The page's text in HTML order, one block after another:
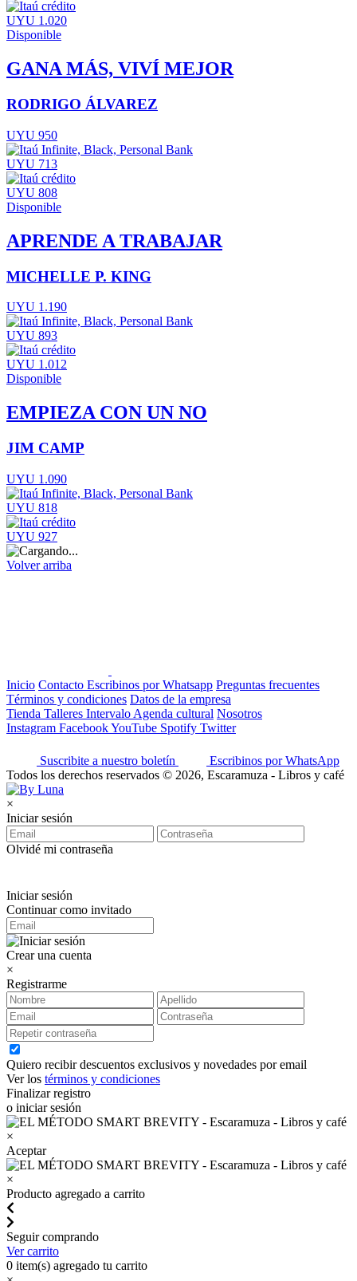
UYU 1.020
Disponible
GANA MÁS, VIVÍ MEJOR
RODRIGO ÁLVAREZ
UYU 950
UYU 713
UYU 808
Disponible
APRENDE A TRABAJAR
MICHELLE P. KING
UYU 1.190
UYU 893
UYU 1.012
Disponible
EMPIEZA CON UN NO
JIM CAMP
UYU 1.090
UYU 818
UYU 927
Volver arriba
Inicio Contacto Escribinos por Whatsapp Preguntas frecuentes
Términos y condiciones Datos de la empresa
Tienda Talleres Intervalo Agenda cultural Nosotros
Instagram FacebookYouTube Spotify Twitter
Suscribite a nuestro boletín
Escribinos por WhatsApp
Todos los derechos reservados © 2026, Escaramuza - Libros y café
×
Iniciar sesión
Olvidé mi contraseña
Iniciar sesión
Continuar como invitado
Crear una cuenta
×
Registrarme
Quiero recibir descuentos exclusivos y novedades por email
Ver los términos y condiciones
Finalizar registro
o iniciar sesión
×
Aceptar
×
Producto agregado a carrito
Seguir comprando
Ver carrito
0 item(s) agregado tu carrito